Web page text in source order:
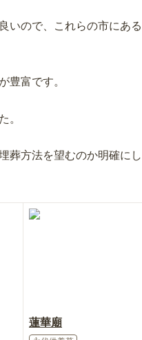
いので、これらの市にある
豊富です。
。
葬方法を望むのか明確にし
蓮華廟